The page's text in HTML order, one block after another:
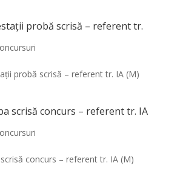
probă scrisă – referent tr.
probă scrisă – referent tr. IA (M)
scrisă concurs – referent tr. IA
concurs – referent tr. IA (M)